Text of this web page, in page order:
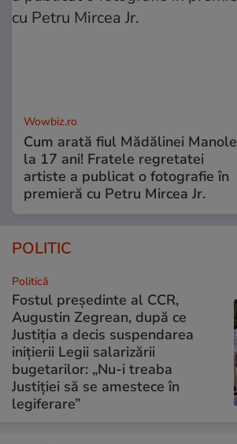
Wowbiz.ro
Cum arată fiul Mădălinei Manole
la 17 ani! Fratele regretatei
artiste a publicat o fotografie în
premieră cu Petru Mircea Jr.
POLITIC
Politică
Fostul președinte al CCR,
Augustin Zegrean, după ce
Justiția a decis suspendarea
inițierii Legii salarizării
bugetarilor: „Nu-i treaba
Justiției să se amestece în
legiferare”